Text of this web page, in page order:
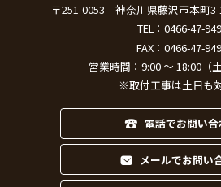
〒251-0053
神奈川県藤沢市本町3-
TEL： 0466-47-
FAX：0466-47-
営業時間：9:00 ～ 18:00（
※取付工事は土日も
電話でお問い合
メールでお問い